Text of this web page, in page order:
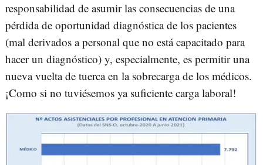
responsabilidad de asumir las consecuencias de una
pérdida de oportunidad diagnóstica de los pacientes
(mal derivados a personal que no está capacitado para
hacer un diagnóstico) y, especialmente, es permitir una
nueva vuelta de tuerca en la sobrecarga de los médicos.
¡Como si no tuviésemos ya suficiente carga laboral!